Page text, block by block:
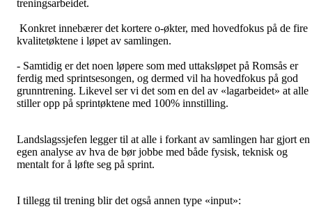
treningsarbeidet.
Konkret innebærer det kortere o-økter, med hovedfokus på de fire
kvalitetøktene i løpet av samlingen.
- Samtidig er det noen løpere som med uttaksløpet på Romsås er
ferdig med sprintsesongen, og dermed vil ha hovedfokus på god
grunntrening. Likevel ser vi det som en del av «lagarbeidet» at alle
stiller opp på sprintøktene med 100% innstilling.
Landslagssjefen legger til at alle i forkant av samlingen har gjort en
egen analyse av hva de bør jobbe med både fysisk, teknisk og
mentalt for å løfte seg på sprint.
I tillegg til trening blir det også annen type «input»: